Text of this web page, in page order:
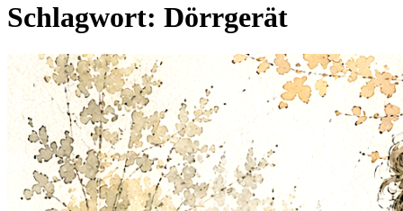
Schlagwort: Dörrgerät